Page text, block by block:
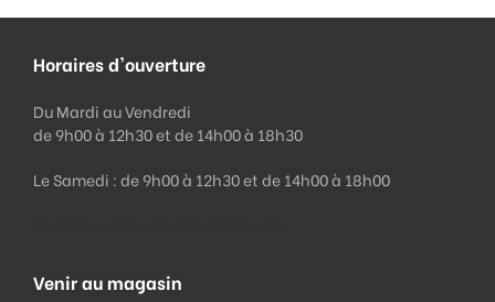
Horaires d'ouverture
Du Mardi au Vendredi
de 9h00 à 12h30 et de 14h00 à 18h30
Le Samedi : de 9h00 à 12h30 et de 14h00 à 18h00
Venir au magasin